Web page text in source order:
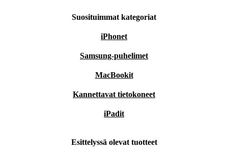
Suosituimmat kategoriat
iPhonet
Samsung-puhelimet
MacBookit
Kannettavat tietokoneet
iPadit
Esittelyssä olevat tuotteet